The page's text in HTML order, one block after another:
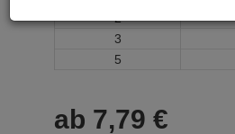
2
3
5
ab 7,79 €